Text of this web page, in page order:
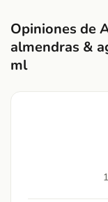
Opiniones de
almendras &
ml